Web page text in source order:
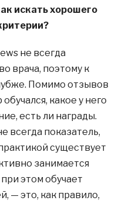
искать хорошего
не всегда
врача, поэтому к
Помимо отзывов
какое у него
есть ли награды.
всегда показатель,
существует
занимается
этом обучает
— это, как правило,